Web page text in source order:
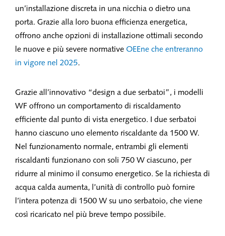
un’installazione discreta in una nicchia o dietro una
porta. Grazie alla loro buona efficienza energetica,
offrono anche opzioni di installazione ottimali secondo
le nuove e più severe normative OEEne che entreranno
in vigore nel 2025.
Grazie all’innovativo “design a due serbatoi”, i modelli
WF offrono un comportamento di riscaldamento
efficiente dal punto di vista energetico. I due serbatoi
hanno ciascuno uno elemento riscaldante da 1500 W.
Nel funzionamento normale, entrambi gli elementi
riscaldanti funzionano con soli 750 W ciascuno, per
ridurre al minimo il consumo energetico. Se la richiesta di
acqua calda aumenta, l’unità di controllo può fornire
l’intera potenza di 1500 W su uno serbatoio, che viene
così ricaricato nel più breve tempo possibile.